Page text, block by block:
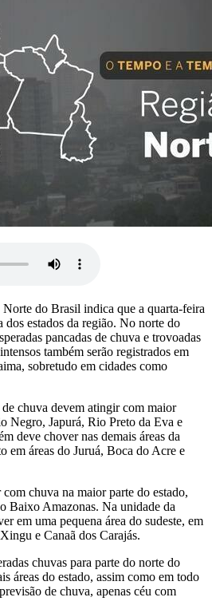
do Brasil indica que a quarta-feira
dos estados da região. No norte do
pancadas de chuva e trovoadas
também serão registrados em
sobretudo em cidades como
chuva devem atingir com maior
Negro, Japurá, Rio Preto da Eva e
deve chover nas demais áreas da
em áreas do Juruá, Boca do Acre e
chuva na maior parte do estado,
Baixo Amazonas. Na unidade da
em uma pequena área do sudeste, em
e Canaã dos Carajás.
chuvas para parte do norte do
áreas do estado, assim como em todo
de chuva, apenas céu com